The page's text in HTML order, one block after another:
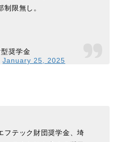
限無し。
奨学金
January 25, 2025
フテック財団奨学金、埼